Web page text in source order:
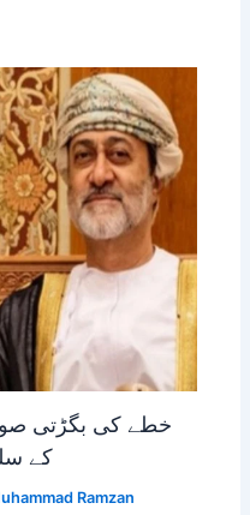
خطے کی بگڑتی
کے
Ramzan